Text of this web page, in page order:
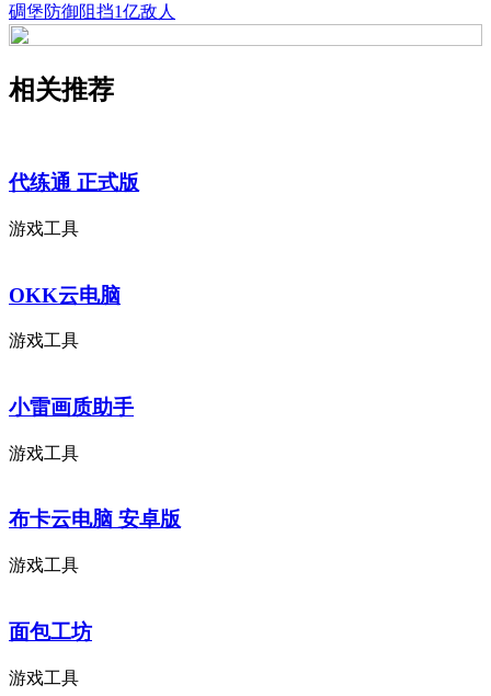
碉堡防御阻挡1亿敌人
相关推荐
代练通 正式版
游戏工具
OKK云电脑
游戏工具
小雷画质助手
游戏工具
布卡云电脑 安卓版
游戏工具
面包工坊
游戏工具